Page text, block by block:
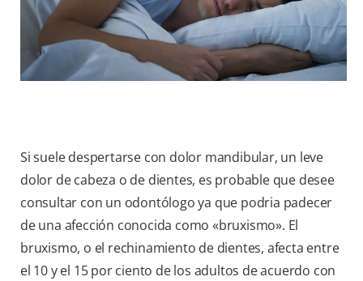
SUSCRÍBASE
Si suele despertarse con dolor mandibular, un leve
dolor de cabeza o de dientes, es probable que desee
consultar con un odontólogo ya que podria padecer
de una afección conocida como «bruxismo». El
bruxismo, o el rechinamiento de dientes, afecta entre
el 10 y el 15 por ciento de los adultos de acuerdo con